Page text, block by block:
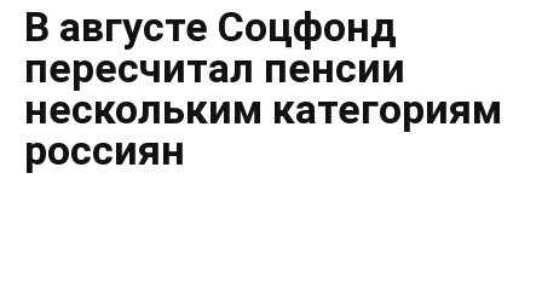
В августе Соцфонд
пересчитал пенсии
нескольким категориям
россиян